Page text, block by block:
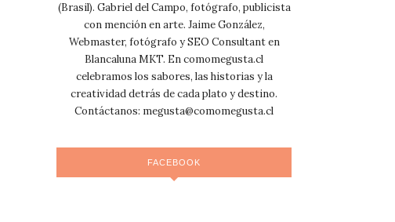
(Brasil). Gabriel del Campo, fotógrafo, publicista
con mención en arte. Jaime González,
Webmaster, fotógrafo y SEO Consultant en
Blancaluna MKT. En comomegusta.cl
celebramos los sabores, las historias y la
creatividad detrás de cada plato y destino.
Contáctanos: megusta@comomegusta.cl
FACEBOOK